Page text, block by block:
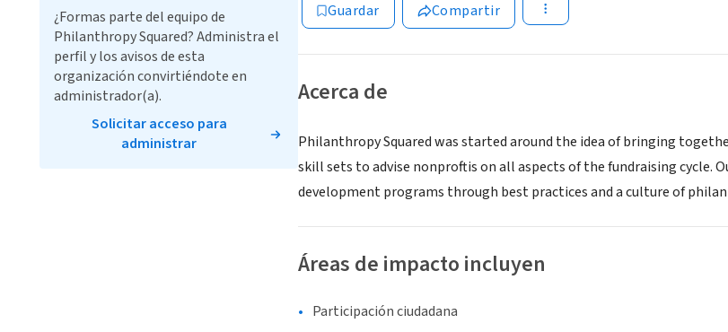
Guardar Compartir
Acerca de
Philanthropy Squared was started around the idea of bringing
skill sets to advise nonproftis on all aspects of the fundraising cycle.
development programs through best practices and a culture of
Áreas de impacto incluyen
Participación ciudadana
¿Formas parte del equipo de
Philanthropy Squared? Administra el
perfil y los avisos de esta
organización convirtiéndote en
administrador(a).
Solicitar acceso para
administrar